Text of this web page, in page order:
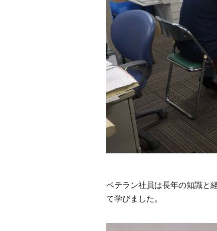
ベテラン社員は長年の知識と
て学びました。